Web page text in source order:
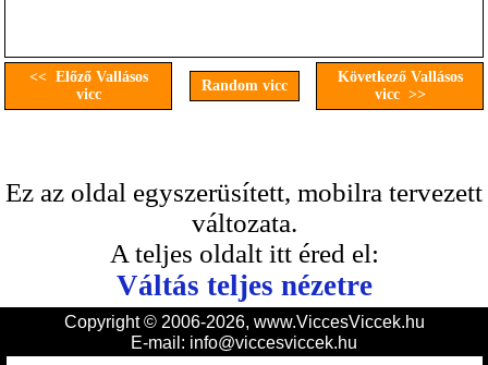
<< Előző Vallásos
vicc
Random vicc
Következő Vallásos
vicc >>
Ez az oldal egyszerüsített, mobilra tervezett
változata.
A teljes oldalt itt éred el:
Váltás teljes nézetre
Copyright © 2006-2026, www.ViccesViccek.hu
E-mail: info@viccesviccek.hu